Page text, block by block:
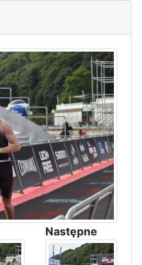
Następne